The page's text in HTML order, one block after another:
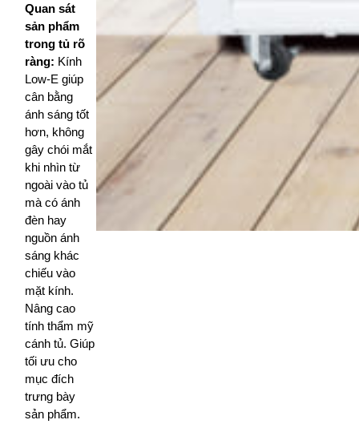
Quan sát
sản phẩm
trong tủ rõ
ràng: Kính
Low-E giúp
cân bằng
ánh sáng tốt
hơn, không
gây chói mắt
khi nhìn từ
ngoài vào tủ
mà có ánh
đèn hay
nguồn ánh
sáng khác
chiếu vào
mặt kính.
Nâng cao
tính thẩm mỹ
cánh tủ. Giúp
tối ưu cho
mục đích
trưng bày
sản phẩm.